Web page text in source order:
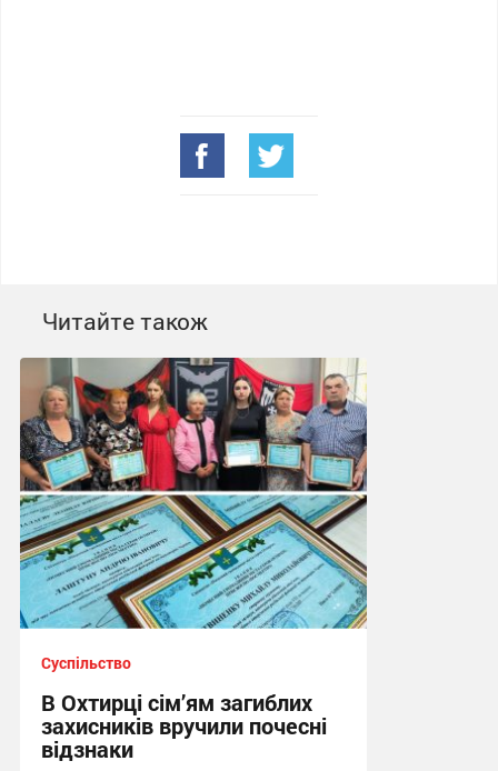
Читайте також
Суспільство
В Охтирці сім’ям загиблих
захисників вручили почесні
відзнаки